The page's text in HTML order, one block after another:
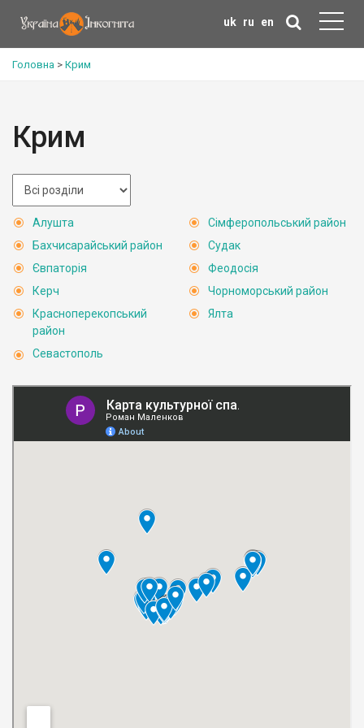
uk ru en
Головна > Крим
Крим
Алушта
Бахчисарайський район
Євпаторія
Керч
Красноперекопський
район
Севастополь
Сімферопольський район
Судак
Феодосія
Чорноморський район
Ялта